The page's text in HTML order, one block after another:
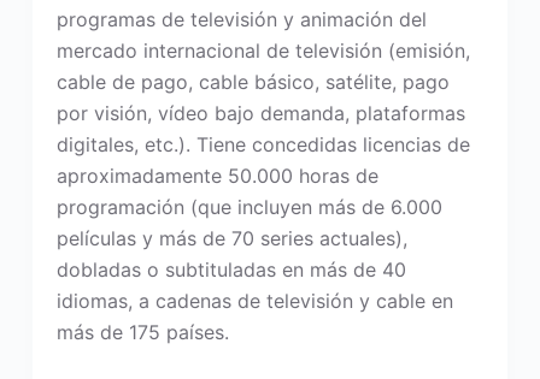
programas de televisión y animación del
mercado internacional de televisión (emisión,
cable de pago, cable básico, satélite, pago
por visión, vídeo bajo demanda, plataformas
digitales, etc.). Tiene concedidas licencias de
aproximadamente 50.000 horas de
programación (que incluyen más de 6.000
películas y más de 70 series actuales),
dobladas o subtituladas en más de 40
idiomas, a cadenas de televisión y cable en
más de 175 países.